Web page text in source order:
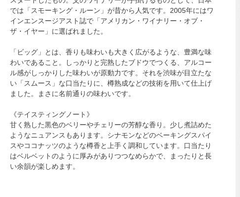
では「スモーキング・ルーン」が昔から人気です。2005年にはワ
インエンスージアスト誌で「アメリカン・ワイナリー・オブ・
ザ・イヤー」に選ばれました。
「ビッグ」とは、香りも味わいも大きく広がるような、豊満な味
わいであること。しっかりと完熟したブドウでつくる、アルコー
ル感がしっかりした味わいが原動力です。それを渋味が目立たな
い「スムース」な口当たりに、樽熟成などの技術を用いて仕上げ
ました。まさに名前通りの味わいです。
《テイスティングノート》
甘く熟した黒色のベリーやチェリーの芳醇な香り。少し煮詰めた
ようなニュアンスもあります。シナモンなどのベーキングスパイ
スやココナッツのような樽香と上手く調和しています。口当たり
はベルベットのように厚みがありつつなめらかで、まったりと長
い余韻が楽しめます。